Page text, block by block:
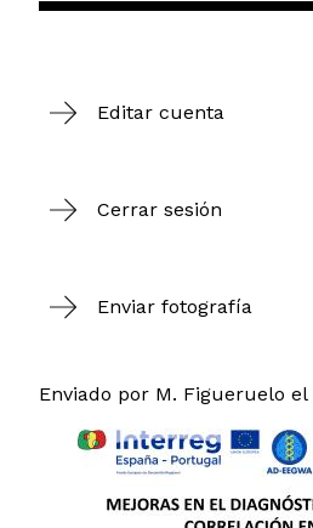
Editar cuenta
Cerrar sesión
Enviar fotografía
Enviado por M. Figueruelo el